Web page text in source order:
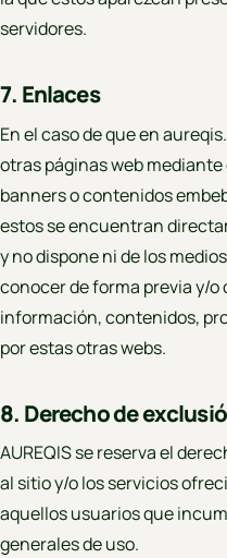
servidores.
7. Enlaces
En el caso de que en
otras páginas web
banners o contenidos
estos se encuentran
y no dispone ni de los
conocer de forma previa y/
información, contenidos,
por estas otras webs.
8. Derecho de
AUREQIS se reserva el
al sitio y/o los servicios
aquellos usuarios que
generales de uso.